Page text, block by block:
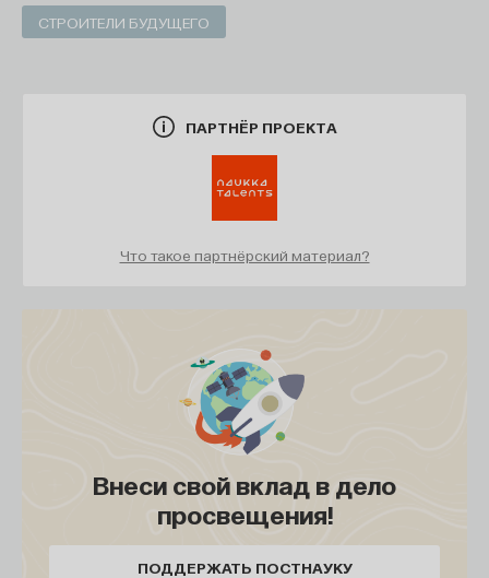
СТРОИТЕЛИ БУДУЩЕГО
ПАРТНЁР ПРОЕКТА
Что такое партнёрский материал?
Внеси свой вклад в дело
просвещения!
ПОДДЕРЖАТЬ ПОСТНАУКУ